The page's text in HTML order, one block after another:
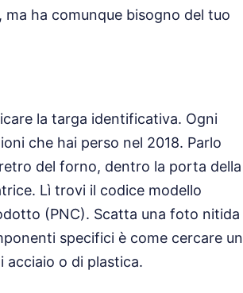
ha comunque bisogno del tuo
la targa identificativa. Ogni
che hai perso nel 2018. Parlo
del forno, dentro la porta della
Lì trovi il codice modello
(PNC). Scatta una foto nitida
specifici è come cercare un
acciaio o di plastica.